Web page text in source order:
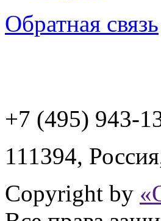
Обратная связь
+7 (495) 943-
111394, Россия
Copyright by